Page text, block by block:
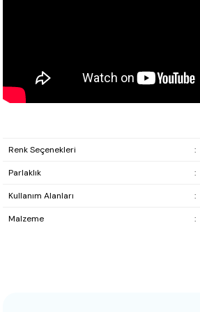
Renk Seçenekleri :
Parlaklık :
Kullanım Alanları :
Malzeme :